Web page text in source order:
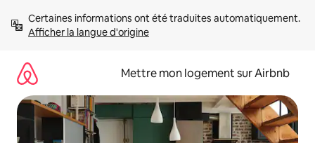
directement
Afficher la langue d'origine
Mettre mon logement sur Airbnb